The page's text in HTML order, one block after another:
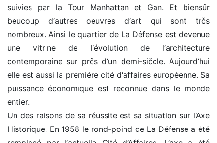
suivies par la Tour Manhattan et Gan. Et biensűr
beucoup d‘autres oeuvres d‘art qui sont trčs
nombreux. Ainsi le quartier de La Défense est devenue
une vitrine de l‘évolution de l‘architecture
contemporaine sur prčs d‘un demi-sičcle. Aujourd‘hui
elle est aussi la premiére cité d‘affaires européenne. Sa
puissance économique est reconnue dans le monde
entier.
Un des raisons de sa réussite est sa situation sur l‘Axe
Historique. En 1958 le rond-poind de La Défense a été